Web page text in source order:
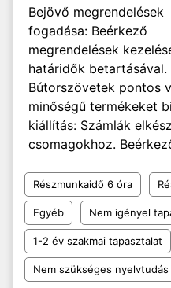
Bejövő megrendelések
fogadása: Beérkező
megrendelések
határidők
Bútorszövetek pontos
minőségű termékeket
kiállítás: Számlák
csomagokhoz.
Részmunkaidő 6 óra
Egyéb Nem igényel
1-2 év szakmai tapasztalat
Nem szükséges nyelvtudás